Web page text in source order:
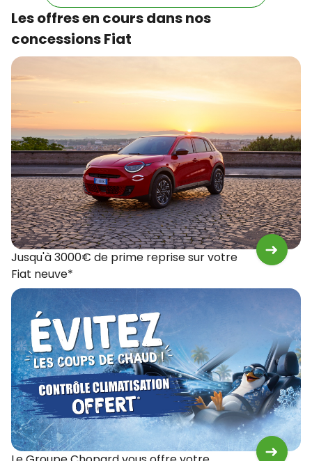
Les offres en cours dans nos
concessions Fiat
Jusqu'à 3000€ de prime reprise sur votre
Fiat neuve*